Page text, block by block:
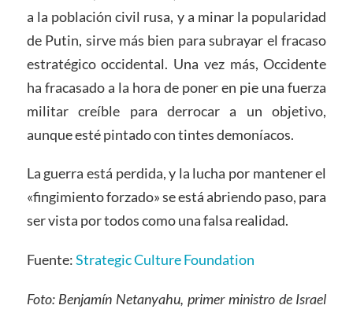
a la población civil rusa, y a minar la popularidad
de Putin, sirve más bien para subrayar el fracaso
estratégico occidental. Una vez más, Occidente
ha fracasado a la hora de poner en pie una fuerza
militar creíble para derrocar a un objetivo,
aunque esté pintado con tintes demoníacos.
La guerra está perdida, y la lucha por mantener el
«fingimiento forzado» se está abriendo paso, para
ser vista por todos como una falsa realidad.
Fuente:Strategic Culture Foundation
Foto: Benjamín Netanyahu, primer ministro de Israel